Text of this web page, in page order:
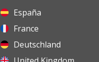
España
France
Deutschland